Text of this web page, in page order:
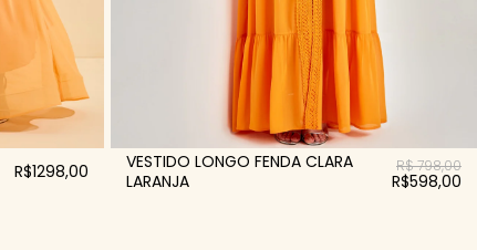
R$1298,00
VESTIDO LONGO FENDA CLARA
LARANJA
R$ 798,00
R$598,00